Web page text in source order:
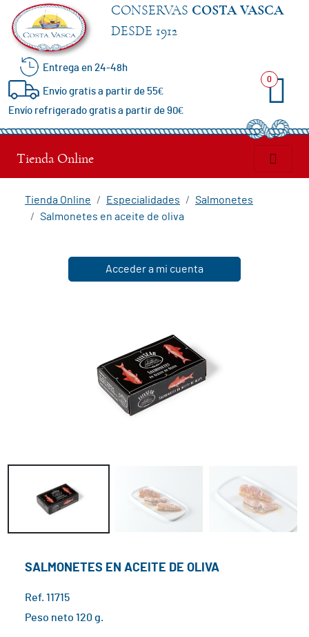
CONSERVAS COSTA VASCA
DESDE 1912
Entrega en 24-48h
Envío gratis a partir de 55€
Envío refrigerado gratis a partir de 90€
0
Tienda Online
Especialidades
Anchoas
del
Bonito
Conservas
Costa
Vasca
Contacto
Tienda Online Especialidades
Salmonetes
Salmonetes en aceite de oliva
Acceder a mi cuenta
SALMONETES EN ACEITE DE OLIVA
Ref. 11715
Peso neto 120 g.